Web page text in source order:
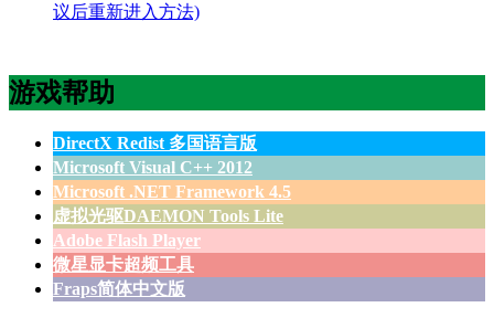
议后重新进入方法)
游戏帮助
DirectX Redist 多国语言版
Microsoft Visual C++ 2012
Microsoft .NET Framework 4.5
虚拟光驱DAEMON Tools Lite
Adobe Flash Player
微星显卡超频工具
Fraps简体中文版